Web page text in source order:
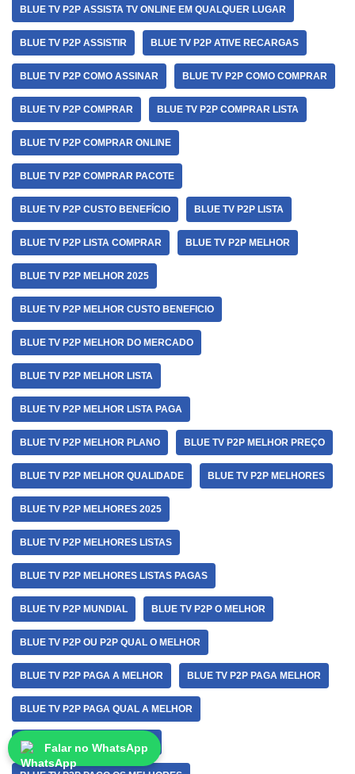
BLUE TV P2P ASSISTA TV ONLINE EM QUALQUER LUGAR
BLUE TV P2P ASSISTIR BLUE TV P2P ATIVE RECARGAS
BLUE TV P2P COMO ASSINAR BLUE TV P2P COMO COMPRAR
BLUE TV P2P COMPRAR BLUE TV P2P COMPRAR LISTA
BLUE TV P2P COMPRAR ONLINE
BLUE TV P2P COMPRAR PACOTE
BLUE TV P2P CUSTO BENEFÍCIO BLUE TV P2P LISTA
BLUE TV P2P LISTA COMPRAR BLUE TV P2P MELHOR
BLUE TV P2P MELHOR 2025
BLUE TV P2P MELHOR CUSTO BENEFICIO
BLUE TV P2P MELHOR DO MERCADO
BLUE TV P2P MELHOR LISTA
BLUE TV P2P MELHOR LISTA PAGA
BLUE TV P2P MELHOR PLANO BLUE TV P2P MELHOR PREÇO
BLUE TV P2P MELHOR QUALIDADE BLUE TV P2P MELHORES
BLUE TV P2P MELHORES 2025
BLUE TV P2P MELHORES LISTAS
BLUE TV P2P MELHORES LISTAS PAGAS
BLUE TV P2P MUNDIAL BLUE TV P2P O MELHOR
BLUE TV P2P OU P2P QUAL O MELHOR
BLUE TV P2P PAGA A MELHOR BLUE TV P2P PAGA MELHOR
BLUE TV P2P PAGA QUAL A MELHOR
BLUE TV P2P PAGO MELHOR
Falar no WhatsApp